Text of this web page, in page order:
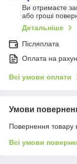
Ви отримаєте
або гроші
Детальніше
Післяплата
Оплата на
Всі умови оплати
Умови
Повернення товару
Всі умови